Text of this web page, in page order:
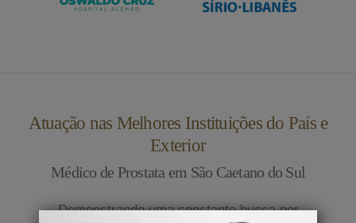
Atuação nas Melhores Instituições do País e
Exterior
Médico de Prostata em São Caetano do Sul
Demonstrando uma constante busca por